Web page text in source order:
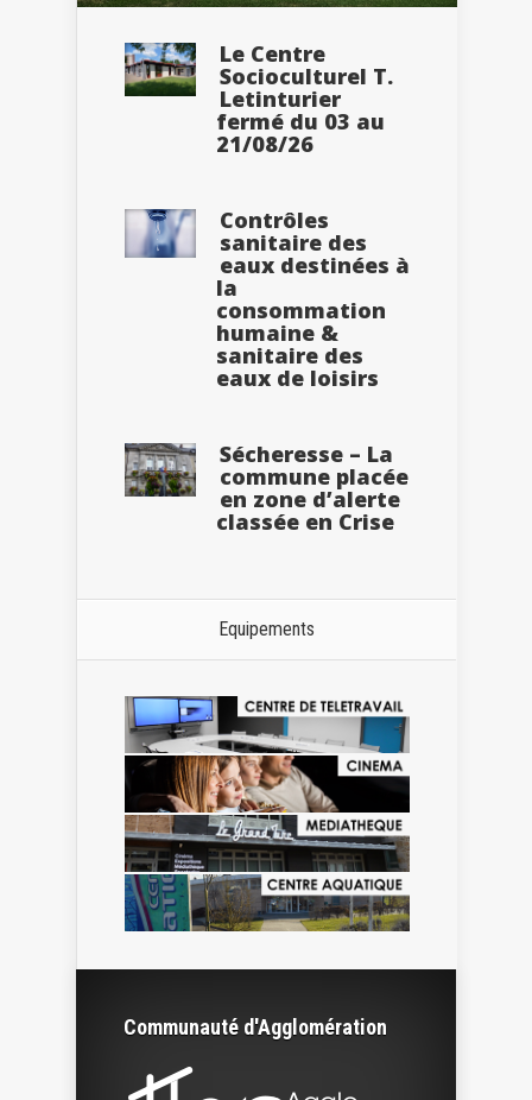
Le Centre
Socioculturel T.
Letinturier
fermé du 03 au
21/08/26
Contrôles
sanitaire des
eaux destinées à
la
consommation
humaine &
sanitaire des
eaux de loisirs
Sécheresse – La
commune placée
en zone d’alerte
classée en Crise
Equipements
Communauté d'Agglomération